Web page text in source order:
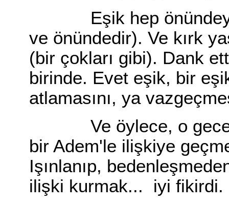
Eşik hep önündeydi
ve önündedir). Ve kırk
(bir çokları gibi). Dank
birinde. Evet eşik, bir
atlamasını, ya
Ve öylece, o gece
bir Adem'le ilişkiye
Işınlanıp,
ilişki kurmak... iyi fikirdi.